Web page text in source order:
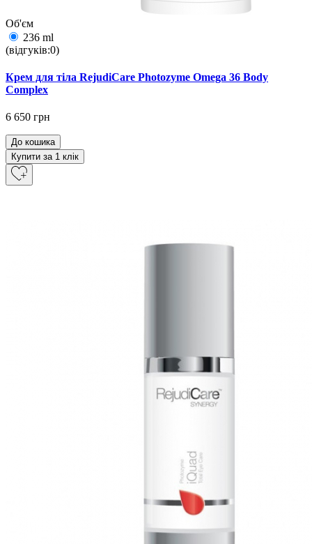
Об'єм
236 ml
(відгуків:0)
Крем для тіла RejudiCare Photozyme Omega 36 Body
Complex
6 650 грн
До кошика
Купити за 1 клiк